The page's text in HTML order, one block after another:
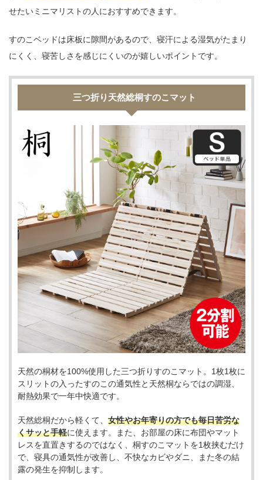
せたいミニマリストの人におすすめできます。
すのこベッドは床板に隙間があるので、寝汗による湿気がたまり
にくく、寝苦しさを感じにくいのが嬉しいポイントです。
三つ折り天然総桐すのこマット
天然の桐材を100%使用した三つ折りすのこマット。1枚1枚に
スリットの入ったすのこの通気性と天然桐ならではの調湿、
耐熱効果で一年中快適です。
天然総桐だから軽くて、 女性やお年寄りの方でも毎日苦労な
くサッと手軽に使えます。また、お部屋の床に布団やマット
レスを直置きするのではなく、桐すのこマットを1枚挟むだけ
で、寝具の通気性が改善し、不快なカビやダニ、また冬の結
露の発生を抑制します。